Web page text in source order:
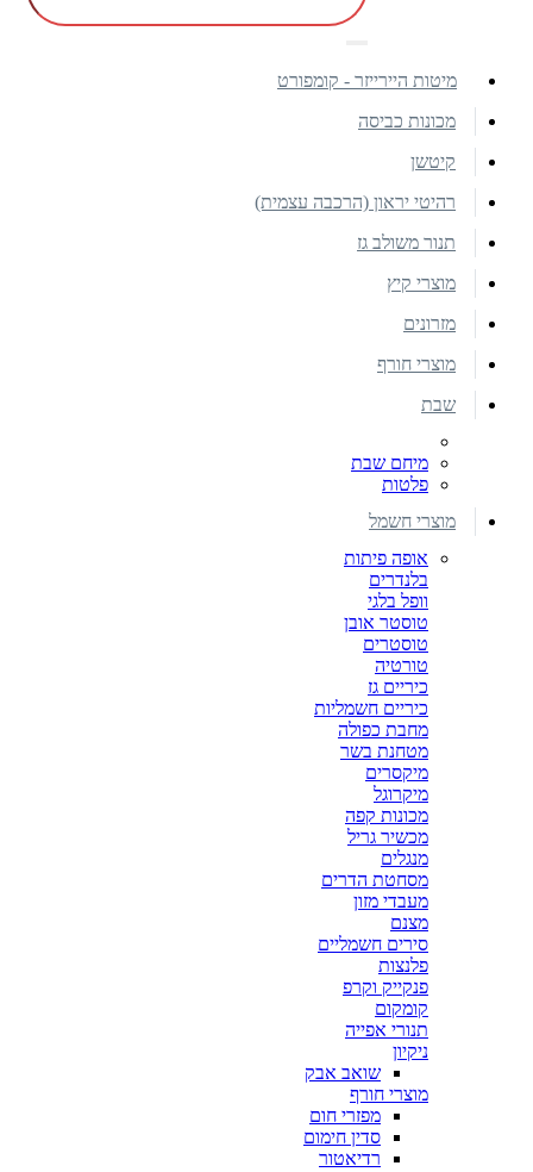
מיטות היירייזר - קומפורט
מכונות כביסה
קיטשן
רהיטי יראון (הרכבה עצמית)
תנור משולב גז
מוצרי קיץ
מזרונים
מוצרי חורף
שבת
מיחם שבת
פלטות
מוצרי חשמל
אופה פיתות
בלנדרים
וופל בלגי
טוסטר אובן
טוסטרים
טורטיה
כיריים גז
כיריים חשמליות
מחבת כפולה
מטחנת בשר
מיקסרים
מיקרוגל
מכונות קפה
מכשיר גריל
מנגלים
מסחטת הדרים
מעבדי מזון
מצנם
סירים חשמליים
פלנצות
פנקייק וקרפ
קומקום
תנורי אפייה
ניקיון
שואב אבק
מוצרי חורף
מפזרי חום
סדין חימום
רדיאטור